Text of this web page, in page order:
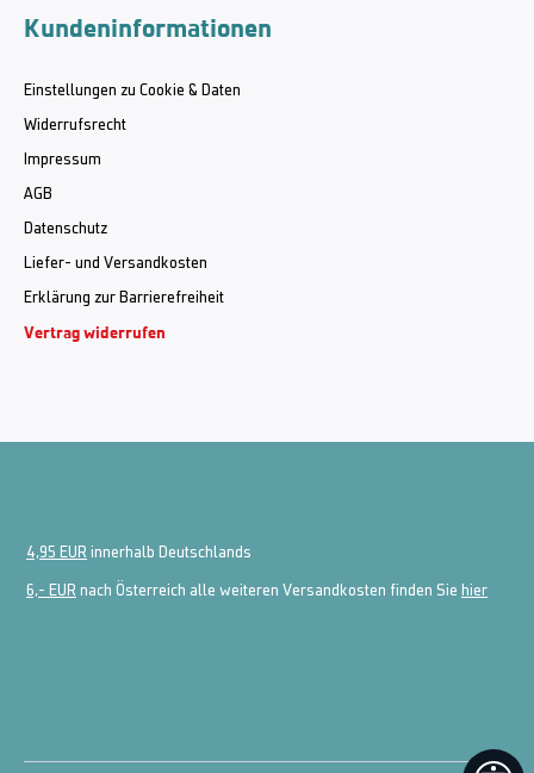
Kundeninformationen
Einstellungen zu Cookie & Daten
Widerrufsrecht
Impressum
AGB
Datenschutz
Liefer- und Versandkosten
Erklärung zur Barrierefreiheit
Vertrag widerrufen
4,95 EUR innerhalb Deutschlands
6,- EUR nach Österreich alle weiteren Versandkosten finden Sie hier